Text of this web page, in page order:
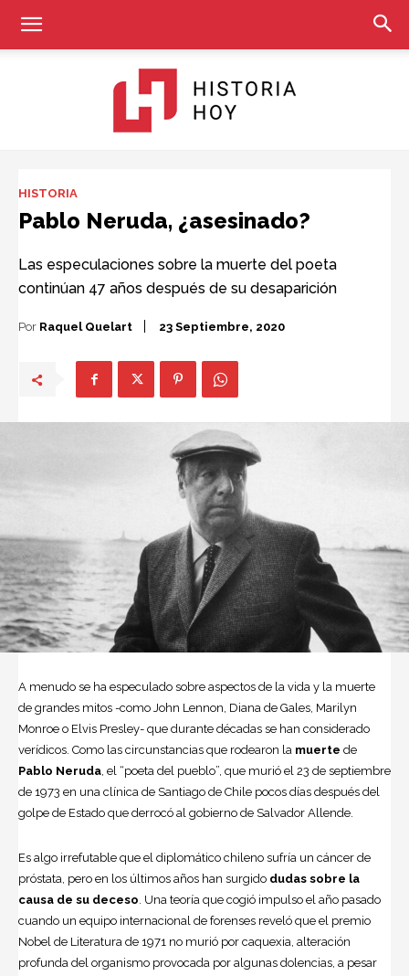
HISTORIA
Pablo Neruda, ¿asesinado?
Las especulaciones sobre la muerte del poeta
continúan 47 años después de su desaparición
Por Raquel Quelart 23 Septiembre, 2020
A menudo se ha especulado sobre aspectos de la vida y la muerte
de grandes mitos -como John Lennon, Diana de Gales, Marilyn
Monroe o Elvis Presley- que durante décadas se han considerado
verídicos. Como las circunstancias que rodearon la muerte de
Pablo Neruda, el “poeta del pueblo”, que murió el 23 de septiembre
de 1973 en una clínica de Santiago de Chile pocos días después del
golpe de Estado que derrocó al gobierno de Salvador Allende.
Es algo irrefutable que el diplomático chileno sufría un cáncer de
próstata, pero en los últimos años han surgido dudas sobre la
causa de su deceso. Una teoría que cogió impulso el año pasado
cuando un equipo internacional de forenses reveló que el premio
Nobel de Literatura de 1971 no murió por caquexia, alteración
profunda del organismo provocada por algunas dolencias, a pesar